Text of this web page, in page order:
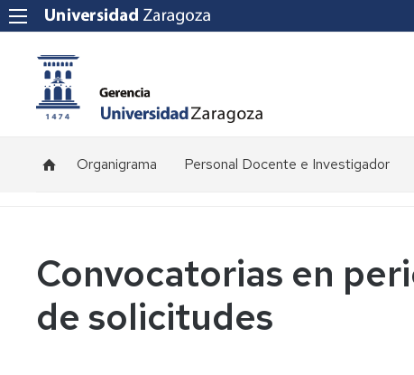
Organigrama Personal Docente e Investigador
Convocatorias
concursos
Convocatorias en
de solicitudes